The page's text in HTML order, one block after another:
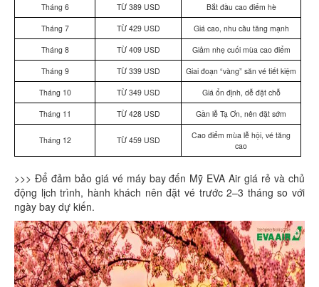
Tháng 6
TỪ 389 USD
Bắt đầu cao điểm hè
Tháng 7
TỪ 429 USD
Giá cao, nhu cầu tăng mạnh
Tháng 8
TỪ 409 USD
Giảm nhẹ cuối mùa cao điểm
Tháng 9
TỪ 339 USD
Giai đoạn “vàng” săn vé tiết kiệm
Tháng 10
TỪ 349 USD
Giá ổn định, dễ đặt chỗ
Tháng 11
TỪ 428 USD Gần lễ Tạ Ơn, nên đặt sớm
Tháng 12 TỪ 459 USD
Cao điểm mùa lễ hội, vé tăng
cao
>>> Để đảm bảo giá vé máy bay đến Mỹ EVA Air giá rẻ và chủ
động lịch trình, hành khách nên đặt vé trước 2–3 tháng so với
ngày bay dự kiến.